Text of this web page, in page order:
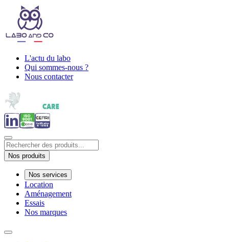
L'actu du labo
Qui sommes-nous ?
Nous contacter
Nos produits
Nos services
Location
Aménagement
Essais
Nos marques